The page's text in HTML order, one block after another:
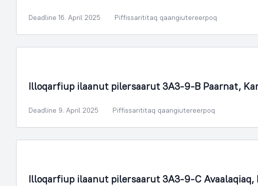
Deadline 16. April 2025 Piffissarititaq qaangiutereerpoq
Illoqarfiup ilaanut pilersaarut 3A3-9-B Paarnat,
Deadline 9. April 2025 Piffissarititaq qaangiutereerpoq
Illoqarfiup ilaanut pilersaarut 3A3-9-C